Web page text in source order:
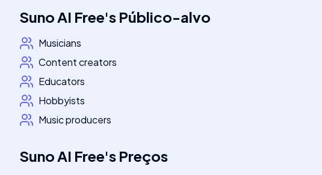
Suno AI Free's Público-alvo
Musicians
Content creators
Educators
Hobbyists
Music producers
Suno AI Free's Preços